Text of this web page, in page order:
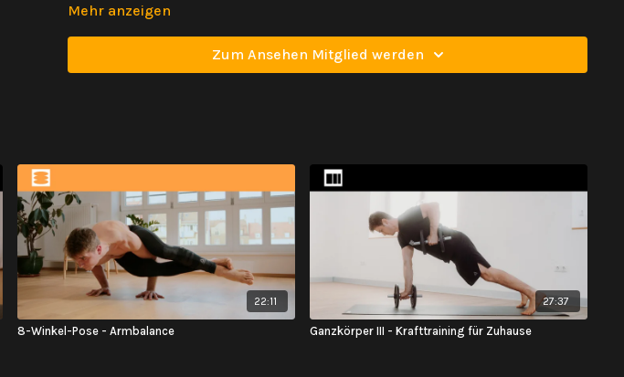
Schlagvolumen deines Herzens nehmen deutlich zu. Du hast etwa 40% mehr
Bauchatmung kann sich durch das wachsende Kind zunehmend schwierig anfühlen. Es
ist also ganz normal, dass sich im 3 Trimester mehr Brustatmung einstellt. In allen
meinen Movement Based Yoga Angeboten, sollte sich deine Atmung durch die
natürlichen Bewegungen freier und tiefer anfühlen. Das Geheimnis dafür ist, dass dabei
vor allem deine starke Rumpfmuskulatur nun auch als Atemhilfsmuskulatur deine
Atmung unterstützt. Im folgenden Video zeige ich dir 2 einfache Atemübungen mit
Bewegung, die dich dabei unterstützen sollen, deine natürlichen Atmungsmuster zu
verbessern und zu spüren wie achtsames Atmen dich beruhigen und erden kann - dies
wird sich, besonders auch während der Geburt, positiv auf deine Kraft und deine
Ausdauer auswirken.
Mehr anzeigen
Zum Ansehen Mitglied werden
22:11
8-Winkel-Pose - Armbalance
27:37
Ganzkörper III - Krafttraining für Zuhause